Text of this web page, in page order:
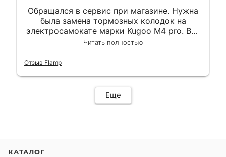
Обращался в сервис при магазине. Нужна
была замена тормозных колодок на
электросамокате марки Kugoo M4 pro. Всё
сделали в лучшем виде и в максимально
гарантии, поэтому и обратился в этот
Читать полностью
Отзыв Flamp
Еще
КАТАЛОГ